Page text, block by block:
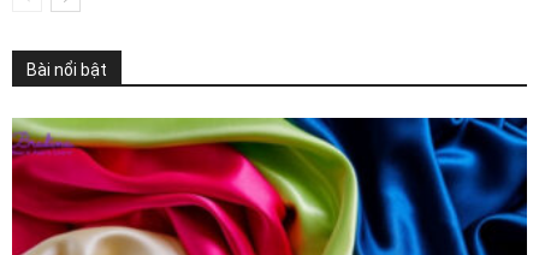
Bài nổi bật